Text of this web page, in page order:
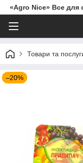
«Agro Nice» Все для
Товари та
–20%